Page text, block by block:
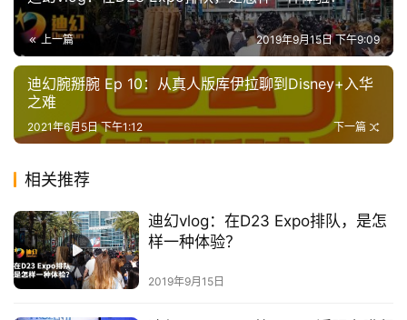
播
客
微
博
登录 注册
上一篇 2019年9月15日 下午9:09
迪幻腕掰腕 Ep 10：从真人版库伊拉聊到Disney+入华
之难
下一篇
2021年6月5日 下午1:12
相关推荐
迪幻vlog：在D23 Expo排队，是怎
样一种体验？
2019年9月15日